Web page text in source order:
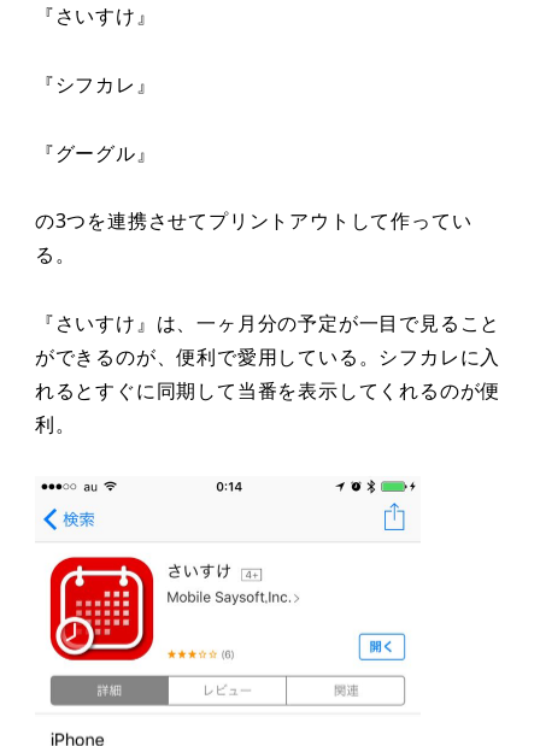
『さいすけ』
『シフカレ』
『グーグル』
の3つを連携させてプリントアウトして作ってい
る。
『さいすけ』は、一ヶ月分の予定が一目で見ること
ができるのが、便利で愛用している。シフカレに入
れるとすぐに同期して当番を表示してくれるのが便
利。